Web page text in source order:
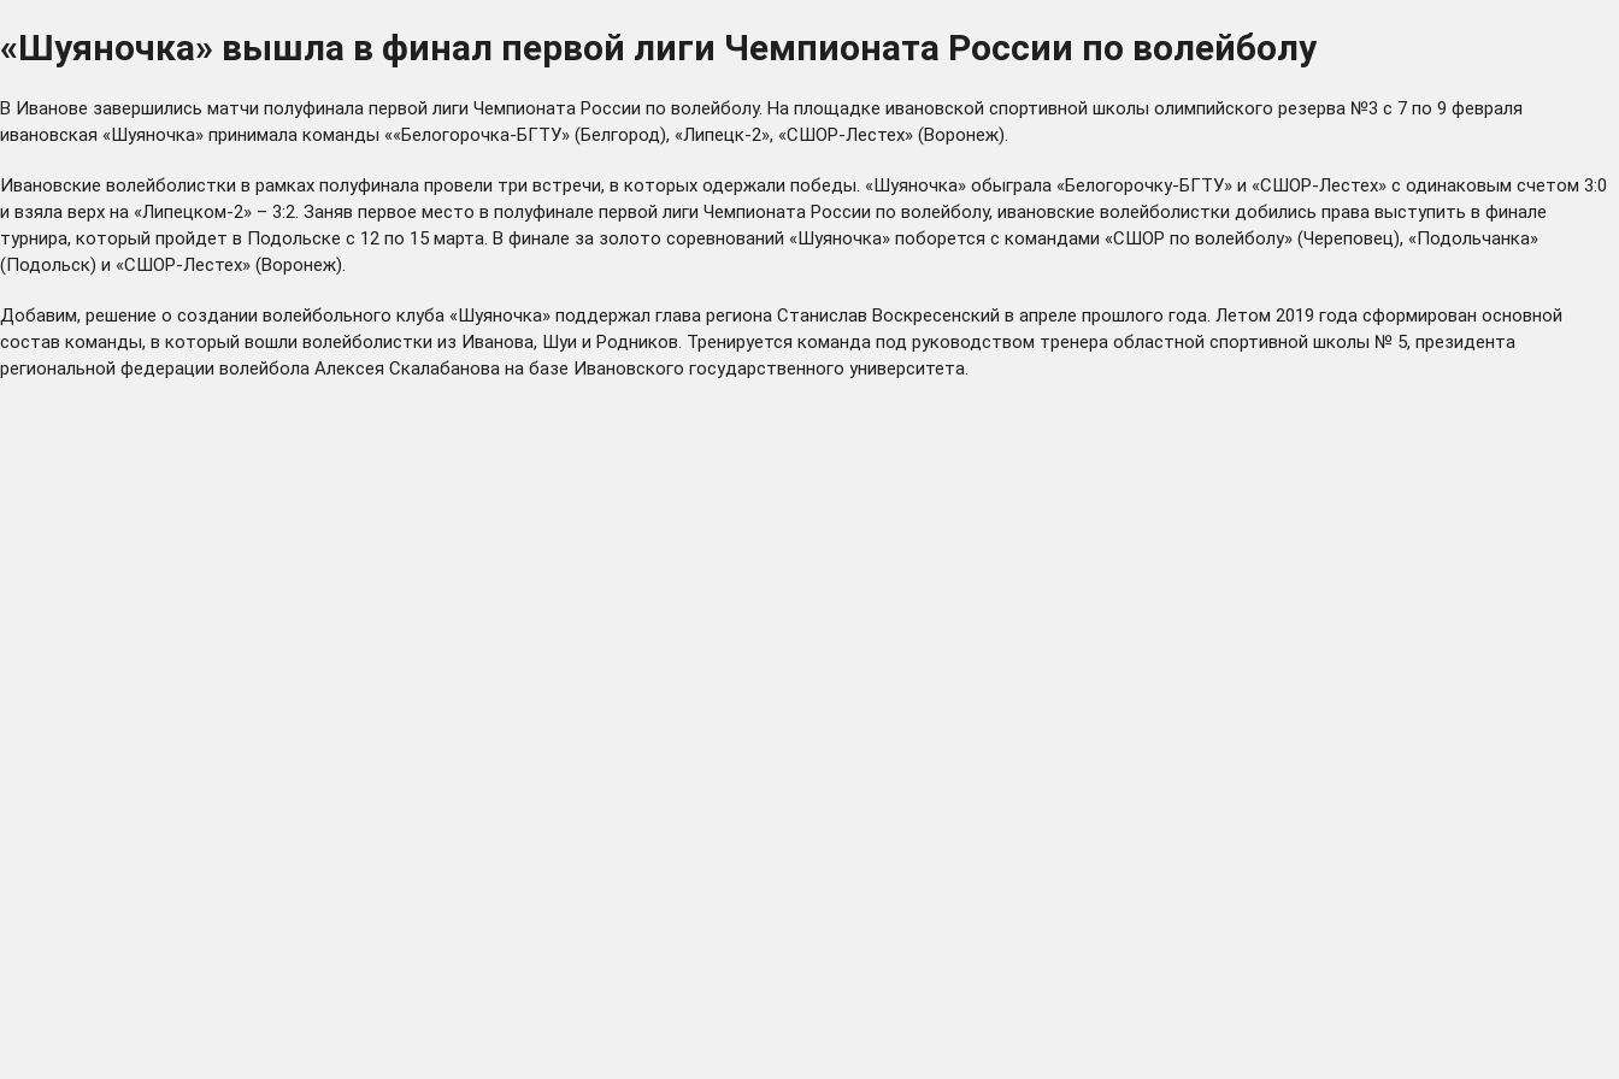
«Шуяночка» вышла в финал первой лиги Чемпионата России по волейболу
В Иванове завершились матчи полуфинала первой лиги Чемпионата России по волейболу. На площадке ивановской спортивной школы олимпийского резерва №3 с 7 по 9 февраля
ивановская «Шуяночка» принимала команды ««Белогорочка-БГТУ» (Белгород), «Липецк-2», «СШОР-Лестех» (Воронеж).
Ивановские волейболистки в рамках полуфинала провели три встречи, в которых одержали победы. «Шуяночка» обыграла «Белогорочку-БГТУ» и «СШОР-Лестех» с одинаковым счетом 3:0
и взяла верх на «Липецком-2» – 3:2. Заняв первое место в полуфинале первой лиги Чемпионата России по волейболу, ивановские волейболистки добились права выступить в финале
турнира, который пройдет в Подольске с 12 по 15 марта. В финале за золото соревнований «Шуяночка» поборется с командами «СШОР по волейболу» (Череповец), «Подольчанка»
(Подольск) и «СШОР-Лестех» (Воронеж).
Добавим, решение о создании волейбольного клуба «Шуяночка» поддержал глава региона Станислав Воскресенский в апреле прошлого года. Летом 2019 года сформирован основной
состав команды, в который вошли волейболистки из Иванова, Шуи и Родников. Тренируется команда под руководством тренера областной спортивной школы № 5, президента
региональной федерации волейбола Алексея Скалабанова на базе Ивановского государственного университета.